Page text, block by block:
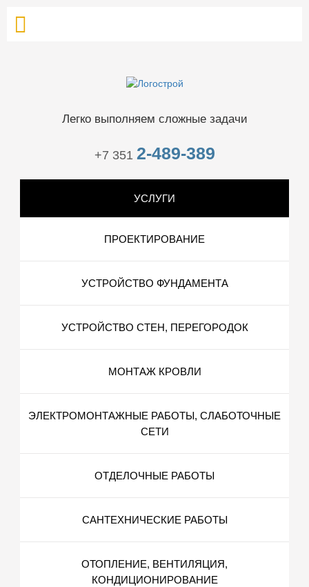
Легко выполняем сложные задачи
+7 351 2-489-389
УСЛУГИ
ПРОЕКТИРОВАНИЕ
УСТРОЙСТВО ФУНДАМЕНТА
УСТРОЙСТВО СТЕН, ПЕРЕГОРОДОК
МОНТАЖ КРОВЛИ
ЭЛЕКТРОМОНТАЖНЫЕ РАБОТЫ, СЛАБОТОЧНЫЕ
СЕТИ
ОТДЕЛОЧНЫЕ РАБОТЫ
САНТЕХНИЧЕСКИЕ РАБОТЫ
ОТОПЛЕНИЕ, ВЕНТИЛЯЦИЯ,
КОНДИЦИОНИРОВАНИЕ